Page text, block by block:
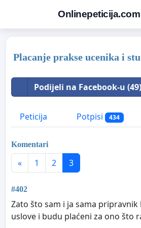
Onlinepeticija.com
Placanje prakse ucenika i
Podijeli na Facebook-u (49)
Peticija Potpisi 434
Komentari
« 1 2 3
#402
Zato što sam i ja sama
uslove i budu plaćeni za ono što